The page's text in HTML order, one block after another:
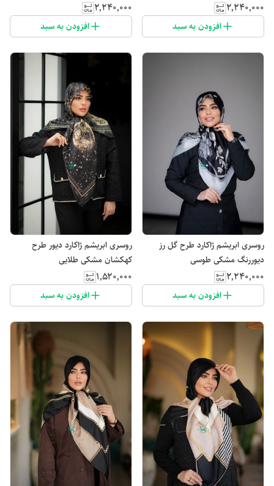
۲٬۲۴۰٬۰۰۰
افزودن به سبد
۲٬۲۴۰٬۰۰۰
افزودن به سبد
روسری ابریشم ژاکارد طرح گل رز
دیوررنگ مشکی طوسی
۲٬۲۴۰٬۰۰۰
افزودن به سبد
روسری ابریشم ژاکارد دیور طرح
کهکشان مشکی طلایی
۱٬۵۲۰٬۰۰۰
افزودن به سبد